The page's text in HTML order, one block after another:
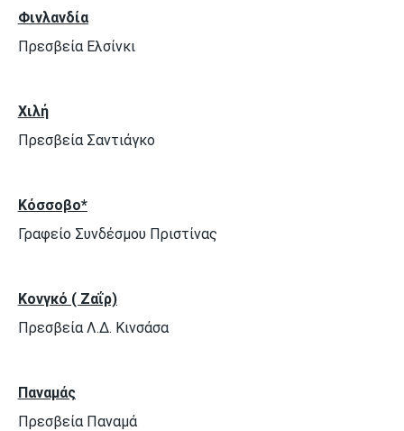
Φινλανδία
Πρεσβεία Ελσίνκι
Χιλή
Πρεσβεία Σαντιάγκο
Κόσσοβο*
Γραφείο Συνδέσμου Πριστίνας
Κονγκό ( Ζαΐρ)
Πρεσβεία Λ.Δ. Κινσάσα
Παναμάς
Πρεσβεία Παναμά